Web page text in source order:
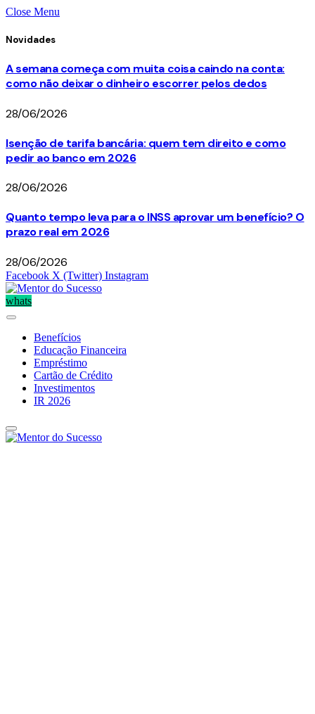
Close Menu
Novidades
A semana começa com muita coisa caindo na conta:
como não deixar o dinheiro escorrer pelos dedos
28/06/2026
Isenção de tarifa bancária: quem tem direito e como
pedir ao banco em 2026
28/06/2026
Quanto tempo leva para o INSS aprovar um benefício? O
prazo real em 2026
28/06/2026
Facebook X (Twitter) Instagram
whats
Benefícios
Educação Financeira
Empréstimo
Cartão de Crédito
Investimentos
IR 2026